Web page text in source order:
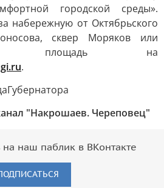
городской среды».
набережную от Октябрьского
сквер Моряков или
площадь на
.
"Накрошаев. Череповец"
наш паблик в ВКонтакте